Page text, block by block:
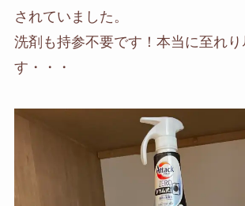
されていました。
洗剤も持参不要です！本当に至れ
す・・・